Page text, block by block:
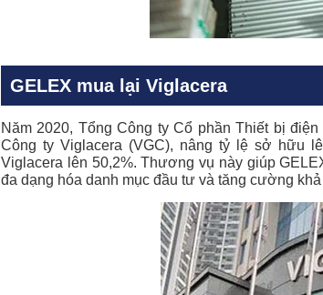
GELEX mua lại Viglacera
Năm 2020, Tổng Công ty Cổ phần Thiết bị
Công ty Viglacera (VGC), nâng tỷ lệ sở hữu
Viglacera lên 50,2%. Thương vụ này giúp
đa dạng hóa danh mục đầu tư và tăng cường